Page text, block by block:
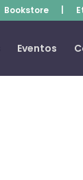
Bookstore
Eventos